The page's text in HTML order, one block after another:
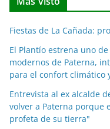
i
a
s
p
o
r
m
Fiestas de La Cañada:
El Plantío estrena uno
modernos de Paterna,
para el confort climático
Entrevista al ex alcalde
volver a Paterna porque
profeta de su tierra"